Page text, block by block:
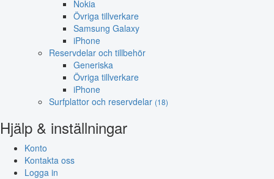
Nokia
Övriga tillverkare
Samsung Galaxy
iPhone
Reservdelar och tillbehör
Generiska
Övriga tillverkare
iPhone
Surfplattor och reservdelar (18)
Hjälp & inställningar
Konto
Kontakta oss
Logga in